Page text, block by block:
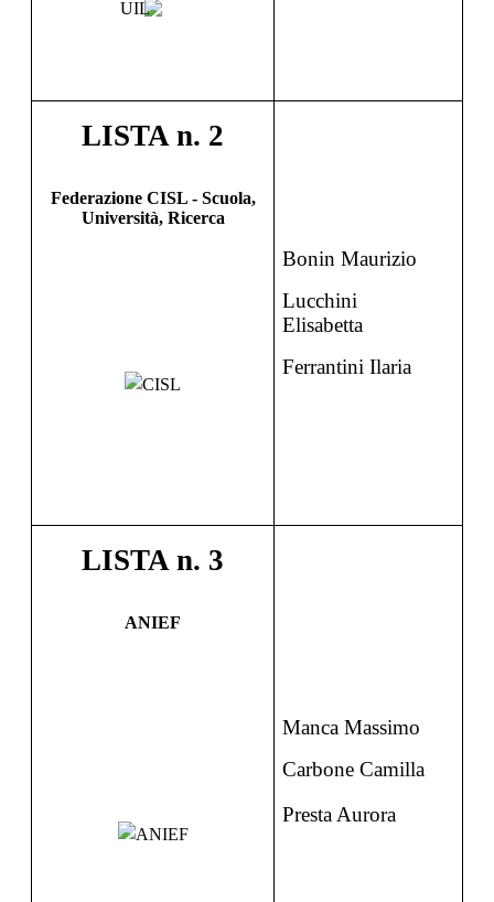
LISTAn. 2
Bonin Maurizio
Lucchini
Elisabetta
Ferrantini Ilaria
Federazione CISL - Scuola,
Università, Ricerca
LISTAn. 3
Manca Massimo
Carbone Camilla
Presta Aurora
ANIEF